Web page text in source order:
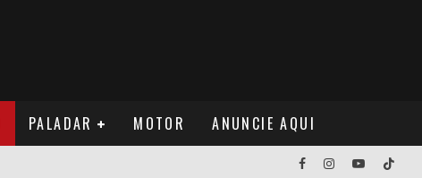
PALADAR MOTOR ANUNCIE AQUI